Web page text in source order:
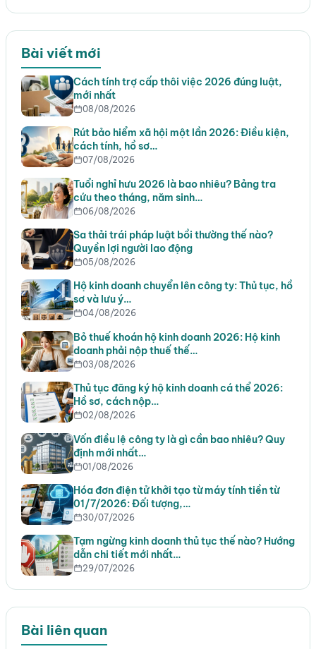
Bài viết mới
Cách tính trợ cấp thôi việc 2026 đúng luật,
mới nhất
08/08/2026
Rút bảo hiểm xã hội một lần 2026: Điều kiện,
cách tính, hồ sơ…
07/08/2026
Tuổi nghỉ hưu 2026 là bao nhiêu? Bảng tra
cứu theo tháng, năm sinh…
06/08/2026
Sa thải trái pháp luật bồi thường thế nào?
Quyền lợi người lao động
05/08/2026
Hộ kinh doanh chuyển lên công ty: Thủ tục, hồ
sơ và lưu ý…
04/08/2026
Bỏ thuế khoán hộ kinh doanh 2026: Hộ kinh
doanh phải nộp thuế thế…
03/08/2026
Thủ tục đăng ký hộ kinh doanh cá thể 2026:
Hồ sơ, cách nộp…
02/08/2026
Vốn điều lệ công ty là gì cần bao nhiêu? Quy
định mới nhất…
01/08/2026
Hóa đơn điện tử khởi tạo từ máy tính tiền từ
01/7/2026: Đối tượng,…
30/07/2026
Tạm ngừng kinh doanh thủ tục thế nào? Hướng
dẫn chi tiết mới nhất…
29/07/2026
Bài liên quan